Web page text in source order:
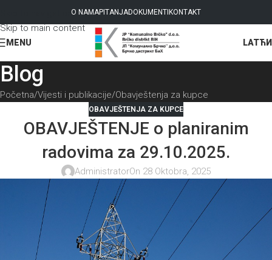
Skip to navigation
Skip to main content
O NAMAPITANJADOKUMENTI KONTAKT
MENU LAT
Blog
Početna Vijesti i publikacije Obavještenja za kupce
OBAVJEŠTENJA ZA KUPCE
OBAVJEŠTENJE o planiranim
radovima za 29.10.2025.
AdministratorOn 28 Oktobra, 2025